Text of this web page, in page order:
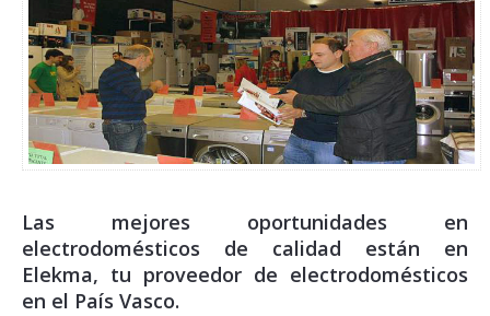
CONTACTO
Las mejores oportunidades en
electrodomésticos de calidad están en
Elekma, tu proveedor de electrodomésticos
en el País Vasco.